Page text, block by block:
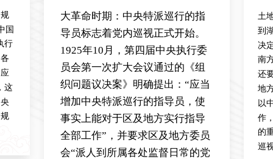
国
行
这
大革命时期：中央特派巡行的指
导员标志着党内巡视正式开始。
1925年10月，第四届中央执行委
员会第一次扩大会议通过的《组
织问题议决案》明确提出：“应当
增加中央特派巡行的指导员，使
事实上能对于区及地方实行指导
全部工作”，并要求区及地方委员
会“派人到所属各处监督日常的党
土
到
决
南
还
地
以
作
的
巡